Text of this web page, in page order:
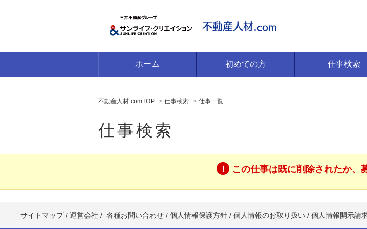
ホーム 初めての方 仕事検索
不動産人材.comTOP 仕事検索 仕事一覧
仕事検索
この仕事は既に削除されたか、
サイトマップ/ 運営会社 / 各種お問い合わせ/ 個人情報保護方針/ 個人情報のお取り扱い / 個人情報開示請